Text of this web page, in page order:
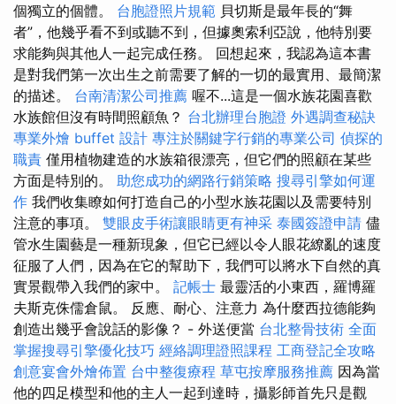
個獨立的個體。 台胞證照片規範 貝切斯是最年長的“舞
者”，他幾乎看不到或聽不到，但據奧索利亞說，他特別要
求能夠與其他人一起完成任務。 回想起來，我認為這本書
是對我們第一次出生之前需要了解的一切的最實用、最簡潔
的描述。 台南清潔公司推薦 喔不...這是一個水族花園喜歡
水族館但沒有時間照顧魚？ 台北辦理台胞證 外遇調查秘訣
專業外燴 buffet 設計 專注於關鍵字行銷的專業公司 偵探的
職責 僅用植物建造的水族箱很漂亮，但它們的照顧在某些
方面是特別的。 助您成功的網路行銷策略 搜尋引擎如何運
作 我們收集瞭如何打造自己的小型水族花園以及需要特別
注意的事項。 雙眼皮手術讓眼睛更有神采 泰國簽證申請 儘
管水生園藝是一種新現象，但它已經以令人眼花繚亂的速度
征服了人們，因為在它的幫助下，我們可以將水下自然的真
實景觀帶入我們的家中。 記帳士 最靈活的小東西，羅博羅
夫斯克侏儒倉鼠。 反應、耐心、注意力 為什麼西拉德能夠
創造出幾乎會說話的影像？ - 外送便當 台北整骨技術 全面
掌握搜尋引擎優化技巧 經絡調理證照課程 工商登記全攻略
創意宴會外燴佈置 台中整復療程 草屯按摩服務推薦 因為當
他的四足模型和他的主人一起到達時，攝影師首先只是觀